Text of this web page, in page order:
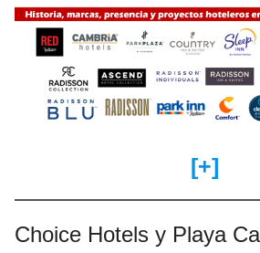
[+]
Choice Hotels y Playa